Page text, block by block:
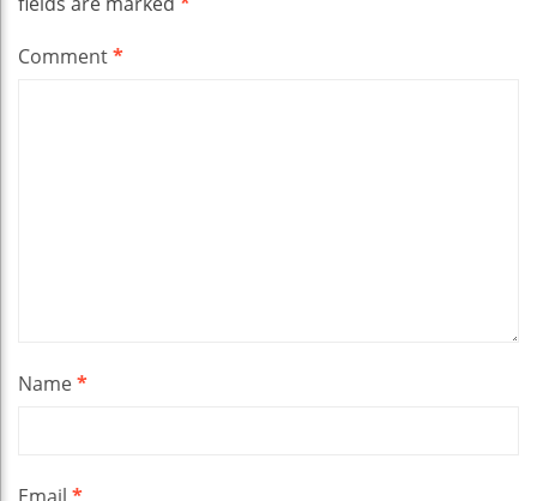
Comment*
Name*